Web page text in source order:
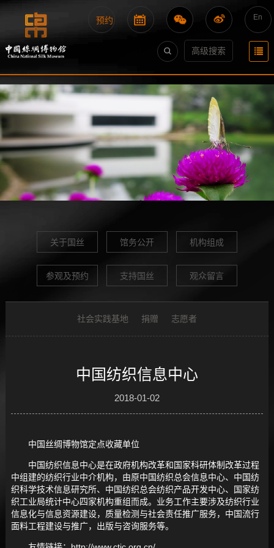
En
预约
高级搜索
关于国丝 馆务公开 机构组成
参观及预约 支持国丝 观众留言
社会实践基地 捐赠 志愿者
中国纺织信息中心
2018-01-02
中国丝绸博物馆定点收藏单位
中国纺织信息中心是在政府机构改革和国家科研体制改革过程
中组建的纺织行业中介机构，由原中国纺织总会信息中心、中国纺
织科学技术信息研究所、中国纺织总会纺织产品开发中心、国家纺
织工业局统计中心四家机构重组而成。业务工作主要涉及纺织行业
信息化与信息资源建设，质量检测与社会责任推广服务，中国流行
面料工程建设与推广，出版与咨询服务等。